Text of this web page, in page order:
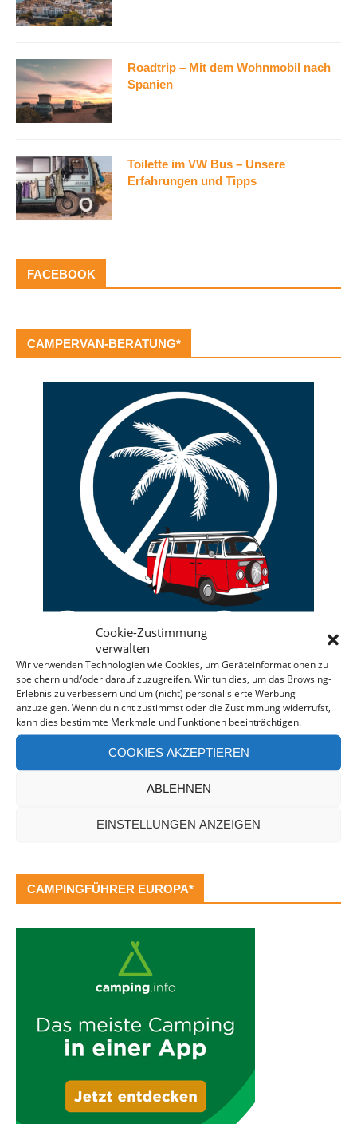
Cookie-Zustimmung
verwalten
Wir verwenden Technologien wie Cookies, um Geräteinformationen zu
speichern und/oder darauf zuzugreifen. Wir tun dies, um das Browsing-
Erlebnis zu verbessern und um (nicht) personalisierte Werbung
anzuzeigen. Wenn du nicht zustimmst oder die Zustimmung widerrufst,
kann dies bestimmte Merkmale und Funktionen beeinträchtigen.
COOKIES AKZEPTIEREN
ABLEHNEN
EINSTELLUNGEN ANZEIGEN
Roadtrip – Mit dem Wohnmobil nach
Spanien
Toilette im VW Bus – Unsere
Erfahrungen und Tipps
FACEBOOK
CAMPERVAN-BERATUNG*
Deine individuelle Beratung bei der Campermiete
in Deutschland und Europa.
Bei einer Anfrage über diesen Banner erhältst Du
automatisch einenRabatt!*
Buchung kommt, erhalten wir eine kleine Provision.
CAMPINGFÜHRER EUROPA*